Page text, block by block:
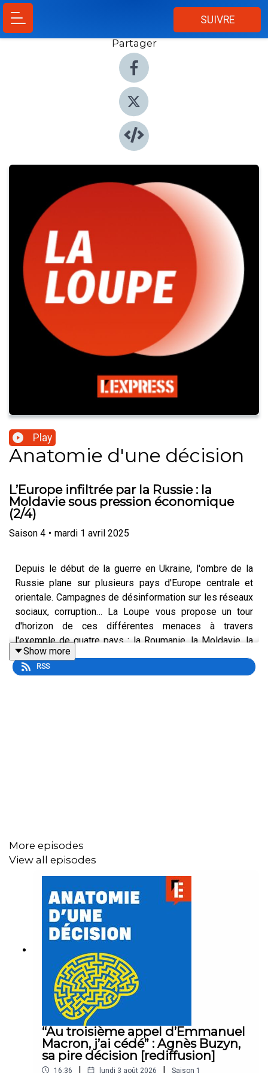
SUIVRE
Partager
Play
Anatomie d'une décision
L’Europe infiltrée par la Russie : la
Moldavie sous pression économique
(2/4)
Saison 4 • mardi 1 avril 2025
Depuis le début de la guerre en Ukraine, l'ombre de la
Russie plane sur plusieurs pays d'Europe centrale et
orientale. Campagnes de désinformation sur les réseaux
sociaux, corruption… La Loupe vous propose un tour
d'horizon de ces différentes menaces à travers
l'exemple de quatre pays : la Roumanie, la Moldavie, la
Géorgie et la Slovaquie. Dans cet épisode, on se penche
sur la pression économique exercée par Moscou en
Ecriture : Aude Villiers-Moriamé
Montage et réalisation :Jules Krot
Crédits :Elysée, Euronews, France 24
Musique et habillage :Emmanuel Herschon / Studio
Jérémy Cambour
Show more
RSS
More episodes
View all episodes
“Au troisième appel d’Emmanuel
Macron, j’ai cédé” : Agnès Buzyn,
sa pire décision [rediffusion]
16:36 | lundi 3 août 2026 | Saison 1